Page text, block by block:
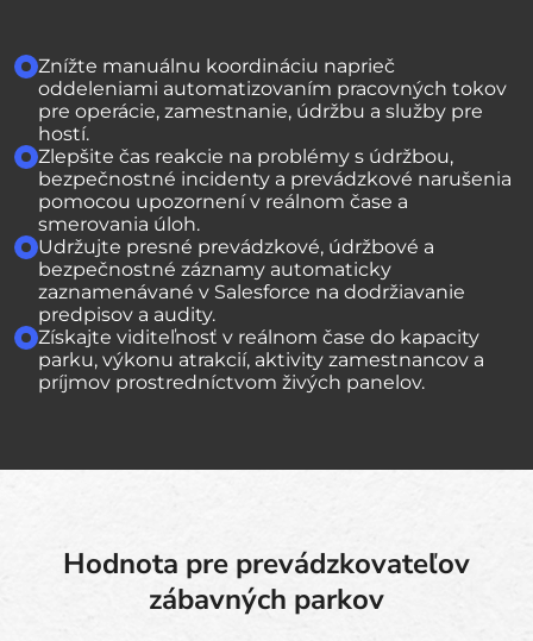
Znížte manuálnu koordináciu naprieč
oddeleniami automatizovaním pracovných tokov
pre operácie, zamestnanie, údržbu a služby pre
hostí.
Zlepšite čas reakcie na problémy s údržbou,
bezpečnostné incidenty a prevádzkové narušenia
pomocou upozornení v reálnom čase a
smerovania úloh.
Udržujte presné prevádzkové, údržbové a
bezpečnostné záznamy automaticky
zaznamenávané v Salesforce na dodržiavanie
predpisov a audity.
Získajte viditeľnosť v reálnom čase do kapacity
parku, výkonu atrakcií, aktivity zamestnancov a
príjmov prostredníctvom živých panelov.
Hodnota pre prevádzkovateľov
zábavných parkov